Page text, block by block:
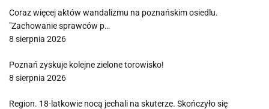
Coraz więcej aktów wandalizmu na poznańskim osiedlu.
"Zachowanie sprawców p…
8 sierpnia 2026
Poznań zyskuje kolejne zielone torowisko!
8 sierpnia 2026
Region. 18-latkowie nocą jechali na skuterze. Skończyło się